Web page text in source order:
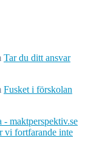
Tar du ditt ansvar
Fusket i förskolan
maktperspektiv.se
vi fortfarande inte